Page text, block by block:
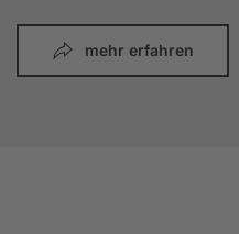
mehr erfahren